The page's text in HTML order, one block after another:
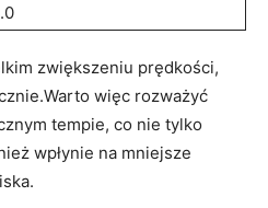
zwiększeniu prędkości,
więc rozważyć
tempie, co nie tylko
wpłynie na mniejsze